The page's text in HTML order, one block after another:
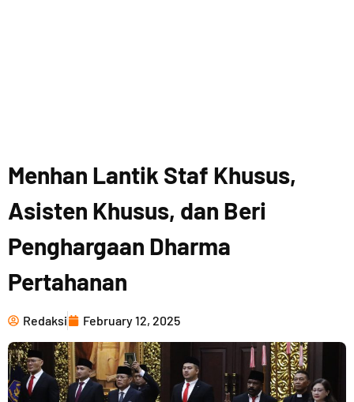
Menhan Lantik Staf Khusus,
Asisten Khusus, dan Beri
Penghargaan Dharma
Pertahanan
Redaksi February 12, 2025